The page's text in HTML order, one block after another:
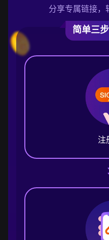
分享专属链接，
简单三
注